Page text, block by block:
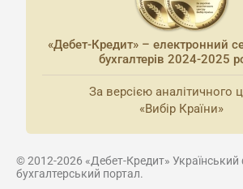
«Дебет-Кредит» – електронний
бухгалтерів 2024-2025
За версією аналітичного
«Вибір Країни»
© 2012-2026 «Дебет-Кредит» Український
бухгалтерський портал.